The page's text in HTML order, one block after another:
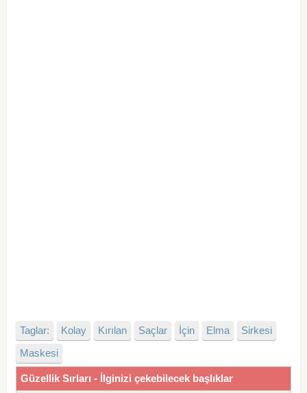
Taglar: Kolay Kırılan Saçlar İçin Elma
Sirkesi
Maskesi
Güzellik Sırları - İlginizi çekebilecek başlıklar